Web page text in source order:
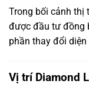
Trong bối cảnh thị
được đầu tư đồng
phần thay đổi
Vị trí Diamond